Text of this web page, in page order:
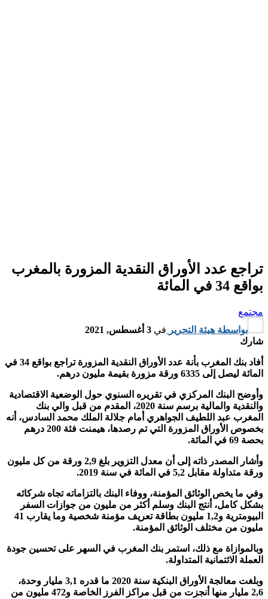
تراجع عدد الأوراق النقدية المزورة بالمغرب
بواقع 34 في المائة
مجتمع
بواسطة هيئة التحرير في 3 أغسطس, 2021
شارك
أفاد بنك المغرب بأنة
عدد الأوراق النقدية المزورة تراجع بواقع 34 في
المائة ليصل إلى 6335 ورقة مزورة بقيمة مليون درهم.
وأوضح البنك المركزي في تقريره السنوي حول الوضعية الاقتصادية
والنقدية والمالية برسم سنة 2020، المقدم من قبل والي بنك
المغرب عبد اللطيف الجواهري أمام جلالة الملك محمد السادس، أنه
بخصوص الأوراق المزورة التي تم رصدها، هيمنت فئة 200 درهم
بحصة 69 في المائة.
وأشار المصدر ذاته إلى أن معدل التزوير بلغ 2,9 ورقة من كل مليون
ورقة متداولة مقابل 5,2 في المائة في سنة 2019.
وفي ما يخص الوثائق المؤمنة، ووفاء البنك بالتزاماته تجاه شركائه
بشكل كامل، أنتج البنك وسلم أكثر من مليون من جوازات السفر
البيومترية و1,2 مليون بطاقة تعريف مؤمنة شخصية وما يقارب 41
مليون من مختلف الوثائق المؤمنة.
وبالموازاة مع ذلك، استمر بنك المغرب في السهر على تحسين جودة
العملة الائتمانية المتداولة.
وبلغت معالجة الأوراق البنكية سنة 2020 ما قدره 3,1 مليار وحدة،
2,6 مليار منها أنجزت من قبل مراكز الفرز الخاصة و472 مليون من